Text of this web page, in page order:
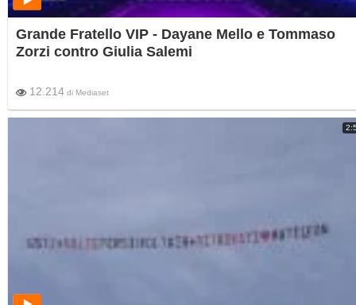
Grande Fratello VIP - Dayane Mello e Tommaso
Zorzi contro Giulia Salemi
12.214 di Mediaset